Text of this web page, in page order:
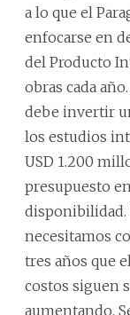
a lo que el
enfocarse en
del Producto
obras cada
debe invertir
los estudios
USD 1.200
presupuesto
disponibilidad.
necesitamos
tres años que
costos siguen
aumentando.